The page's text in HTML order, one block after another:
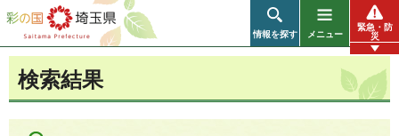
彩の国 埼玉県
情報を探す メニュー
緊急・防
災
検索結果